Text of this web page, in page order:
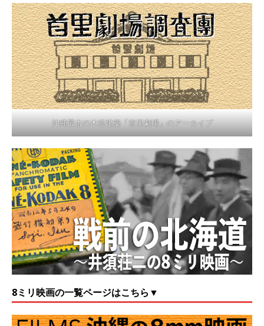
沖縄最古の木造建築「首里劇場」のアーカイブ
8ミリ映画の一覧ページはこちら▼